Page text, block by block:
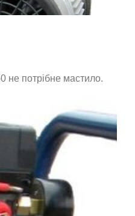
не потрібне мастило.